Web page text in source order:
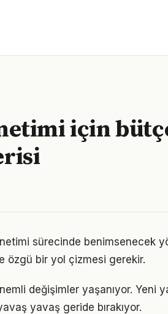
için
sürecinde benimsenecek
özgü bir yol çizmesi gerekir.
değişimler yaşanıyor. Yeni
yavaş geride bırakıyor.